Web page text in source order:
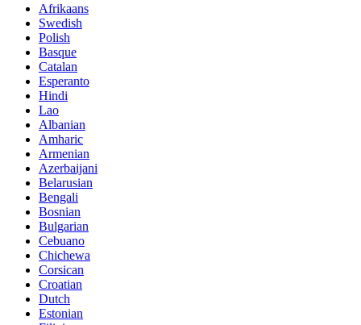
Afrikaans
Swedish
Polish
Basque
Catalan
Esperanto
Hindi
Lao
Albanian
Amharic
Armenian
Azerbaijani
Belarusian
Bengali
Bosnian
Bulgarian
Cebuano
Chichewa
Corsican
Croatian
Dutch
Estonian